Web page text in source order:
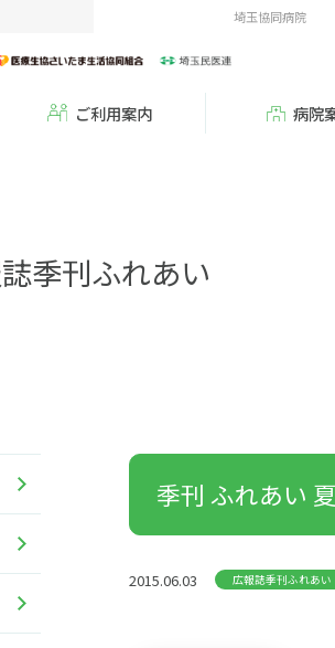
埼玉協同病院
ご利用案内 病院
季刊ふれあい
季刊 ふれあい
2015.06.03 広報誌季刊ふれあい